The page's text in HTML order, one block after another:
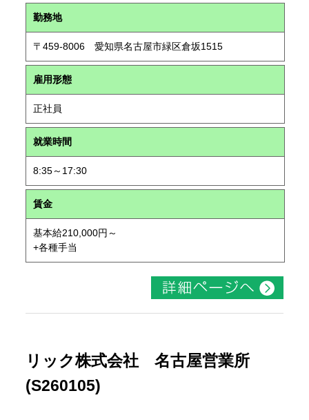
勤務地
〒459-8006 愛知県名古屋市緑区倉坂1515
雇用形態
正社員
就業時間
8:35～17:30
賃金
基本給210,000円～
+各種手当
リック株式会社 名古屋営業所
(S260105)